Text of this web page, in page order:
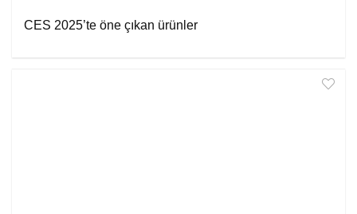
CES 2025’te öne çıkan ürünler